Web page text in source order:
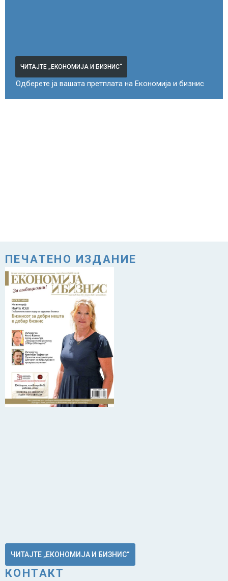
ЧИТАЈТЕ „ЕКОНОМИЈА И БИЗНИС“
Одберете ја вашата претплата на Економија и бизнис
ПЕЧАТЕНО ИЗДАНИЕ
ЧИТАЈТЕ „ЕКОНОМИЈА И БИЗНИС“
КОНТАКТ